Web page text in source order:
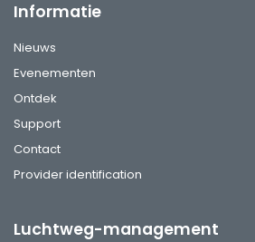
Informatie
Nieuws
Evenementen
Ontdek
Support
Contact
Provider identification
Luchtweg-management